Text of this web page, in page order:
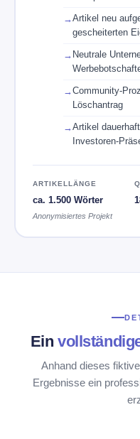
Artikel neu
gescheiterten
Neutrale
Community-
Löschantrag
Artikel
Investoren-
ARTIKELLÄNGE
ca. 1.500 Wörter
Anonymisiertes Projekt
Ein
Anhand dieses
Ergebnisse ein